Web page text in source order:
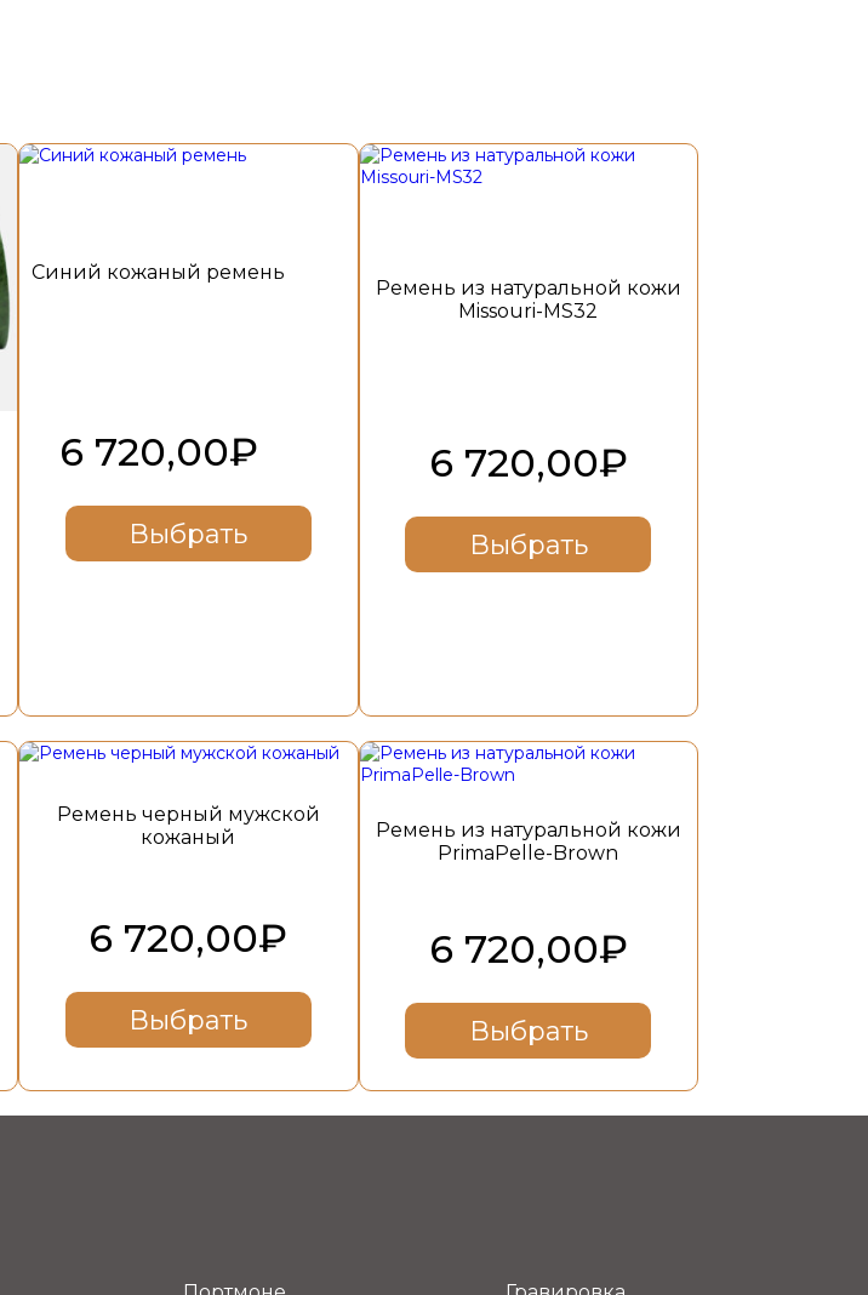
Синий кожаный ремень
6 720,00₽
Выбрать
Ремень из натуральной кожи
Missouri-MS32
6 720,00₽
Выбрать
Ремень черный мужской
кожаный
6 720,00₽
Выбрать
Ремень из натуральной кожи
PrimaPelle-Brown
6 720,00₽
Выбрать